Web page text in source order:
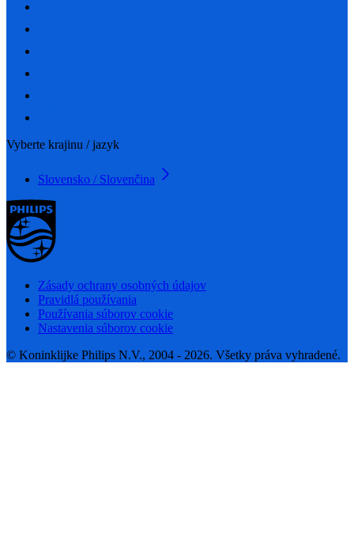
Vyberte krajinu / jazyk
Slovensko / Slovenčina
Zásady ochrany osobných údajov
Pravidlá používania
Používania súborov cookie
Nastavenia súborov cookie
© Koninklijke Philips N.V., 2004 - 2026. Všetky práva vyhradené.